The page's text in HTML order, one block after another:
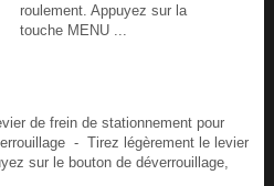
roulement. Appuyez sur la
touche MENU ...
de frein de stationnement pour
- Tirez légèrement le levier
sur le bouton de déverrouillage,